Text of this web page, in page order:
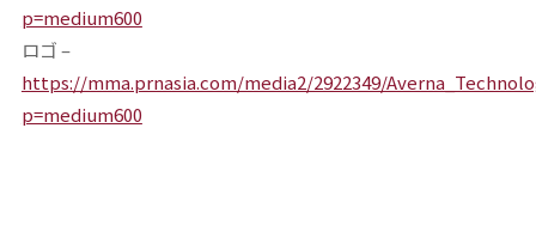
p=medium600
ロゴ –
https://mma.prnasia.com/media2/2922349/
p=medium600